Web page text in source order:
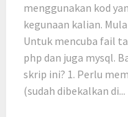
menggunakan kod
kegunaan kalian.
Untuk mencuba fail
php dan juga mysql.
skrip ini? 1. Perlu
(sudah dibekalkan di...